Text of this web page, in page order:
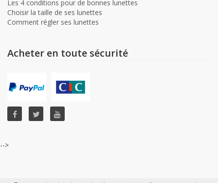
Les 4 conditions pour de bonnes lunettes
Choisir la taille de ses lunettes
Comment régler ses lunettes
Acheter en toute sécurité
-->